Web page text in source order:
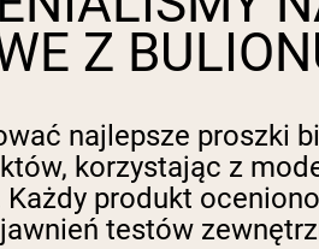
Z
najlepsze proszki
korzystając z
produkt
testów